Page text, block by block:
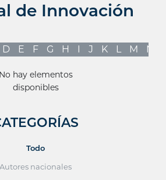
de Innovación
D E F G H I J K L M N
No hay elementos
disponibles
Todo
Autores nacionales